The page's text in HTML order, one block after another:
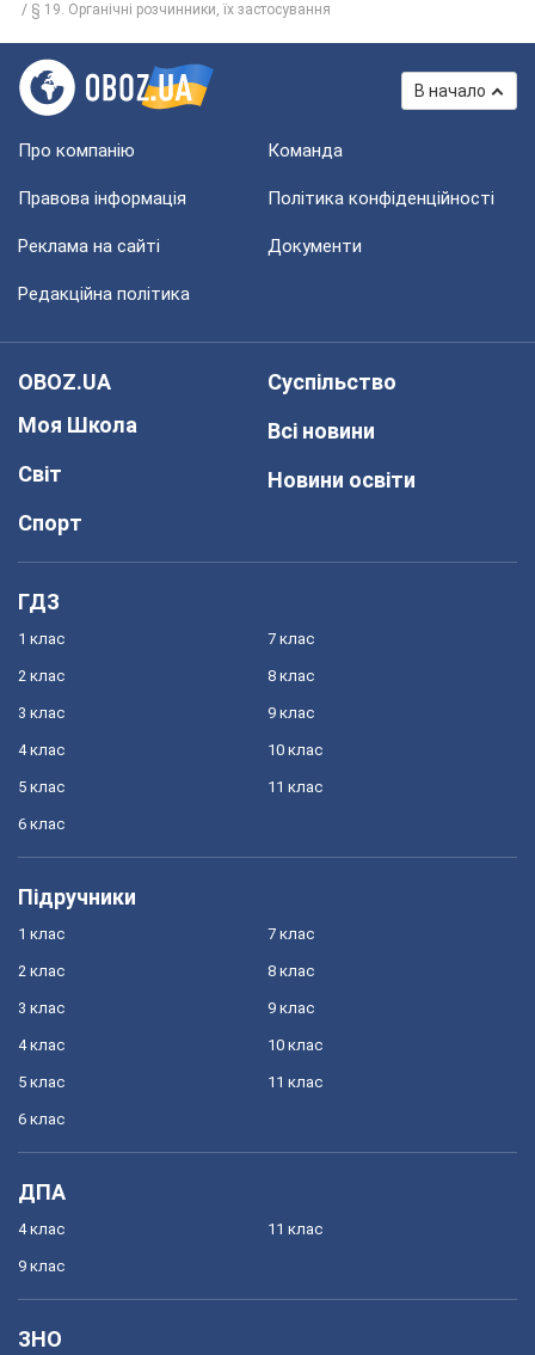
§ 19. Органічні розчинники, їх застосування
В начало
Про компанію Команда
Правова інформація Політика конфіденційності
Реклама на сайті Документи
Редакційна політика
OBOZ.UA
Моя Школа
Світ
Спорт
Суспільство
Всі новини
Новини освіти
ГДЗ
1 клас
2 клас
3 клас
4 клас
5 клас
6 клас
7 клас
8 клас
9 клас
10 клас
11 клас
Підручники
1 клас
2 клас
3 клас
4 клас
5 клас
6 клас
7 клас
8 клас
9 клас
10 клас
11 клас
ДПА
4 клас
9 клас
11 клас
ЗНО